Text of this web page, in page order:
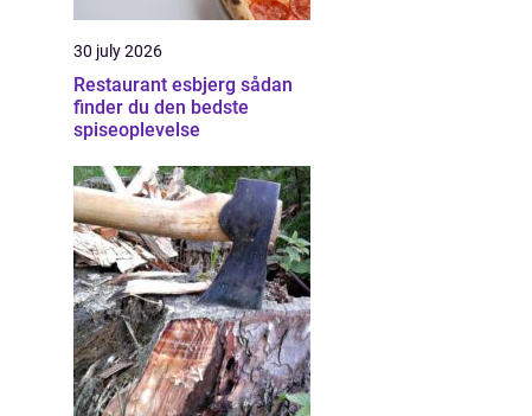
30 july 2026
Restaurant esbjerg sådan
finder du den bedste
spiseoplevelse